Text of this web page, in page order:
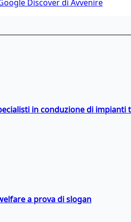
Discover di Avvenire
in conduzione di impianti
a prova di slogan